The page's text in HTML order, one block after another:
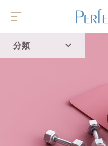
分類
首頁